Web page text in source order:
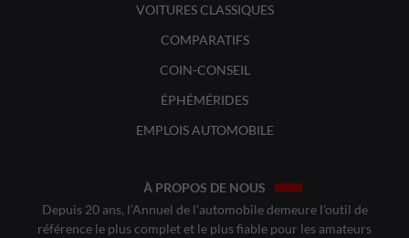
VOITURES CLASSIQUES
COMPARATIFS
COIN-CONSEIL
ÉPHÉMÉRIDES
EMPLOIS AUTOMOBILE
À PROPOS DE NOUS
Depuis 20 ans, l’Annuel de l’automobile demeure l’outil de
référence le plus complet et le plus fiable pour les amateurs